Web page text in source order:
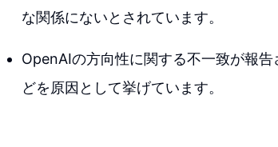
な関係にないとされています。
OpenAIの方向性に関する不一致が報
どを原因として挙げています。